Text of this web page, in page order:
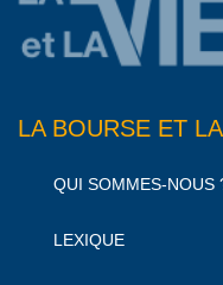
LA BOURSE ET
QUI SOMMES-NOUS
LEXIQUE